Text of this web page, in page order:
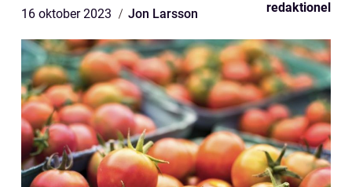
16 oktober 2023 Jon Larsson redaktionel